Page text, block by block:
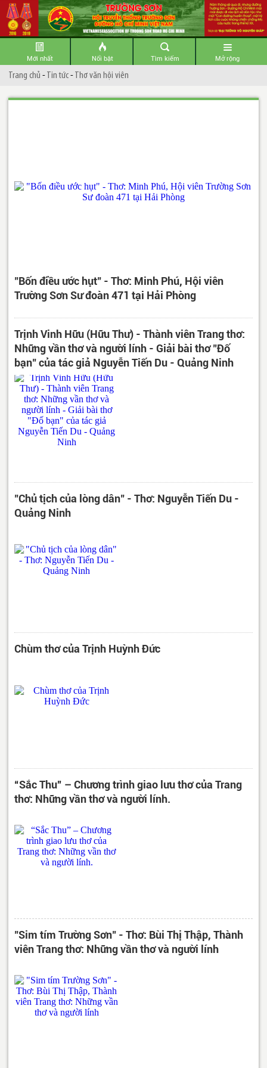
Mới nhất Nổi bật Tìm kiếm Mở rộng
Trang chủ -Tin tức-Thơ văn hội viên
"Bốn điều ước hụt" - Thơ: Minh Phú, Hội viên
Trường Sơn Sư đoàn 471 tại Hải Phòng
Trịnh Vinh Hữu (Hữu Thư) - Thành viên Trang thơ:
Những vần thơ và người lính - Giải bài thơ "Đố
bạn" của tác giả Nguyễn Tiến Du - Quảng Ninh
"Chủ tịch của lòng dân" - Thơ: Nguyễn Tiến Du -
Quảng Ninh
Chùm thơ của Trịnh Huỳnh Đức
“Sắc Thu” – Chương trình giao lưu thơ của Trang
thơ: Những vần thơ và người lính.
"Sim tím Trường Sơn" - Thơ: Bùi Thị Thập, Thành
viên Trang thơ: Những vần thơ và người lính